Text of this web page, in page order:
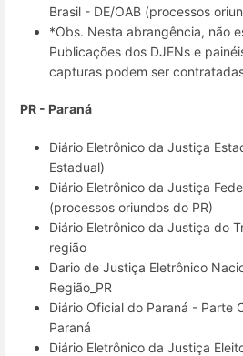
Brasil - DE/OAB (processos
*Obs. Nesta abrangência, não
Publicações dos DJENs e
capturas podem ser
PR - Paraná
Diário Eletrônico da Justiça
Estadual)
Diário Eletrônico da Justiça
(processos oriundos do PR)
Diário Eletrônico da Justiça do
região
Dario de Justiça Eletrônico
Região_PR
Diário Oficial do Paraná - Parte
Paraná
Diário Eletrônico da Justiça